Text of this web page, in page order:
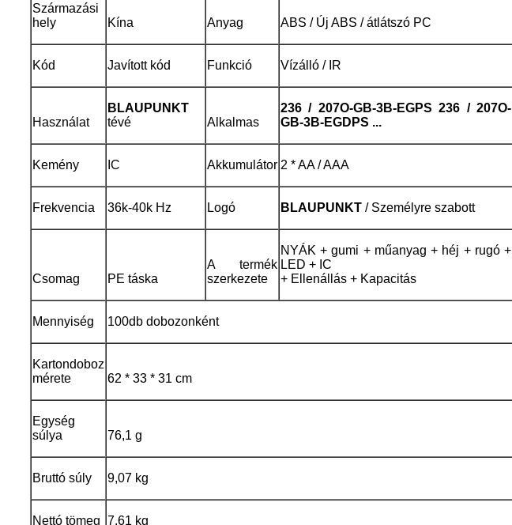
Származási
hely
Kína Anyag ABS / Új ABS / átlátszó PC
Kód Javított kód Funkció Vízálló / IR
Használat
BLAUPUNKT
tévé
Alkalmas
236 / 207O-GB-3B-EGPS 236 / 207O-
GB-3B-EGDPS ...
Kemény IC Akkumulátor 2 * AA / AAA
Frekvencia 36k-40k Hz Logó BLAUPUNKT / Személyre szabott
Csomag PE táska
A termék
szerkezete
NYÁK + gumi + műanyag + héj + rugó +
LED + IC
+ Ellenállás + Kapacitás
Mennyiség 100db dobozonként
Kartondoboz
mérete
62 * 33 * 31 cm
Egység
súlya
76,1 g
Bruttó súly 9,07 kg
Nettó tömeg 7,61 kg